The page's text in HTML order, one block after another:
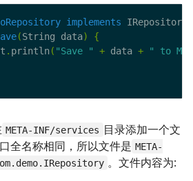
implements IRepository
(String data)
{
. println( "Save " + data +
" to
META-INF/services 目录添加一个文
全名称相同，所以文件是 META-
。文件内容为: